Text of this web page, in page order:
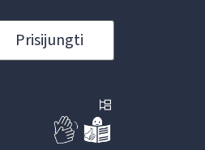
Prisijungti